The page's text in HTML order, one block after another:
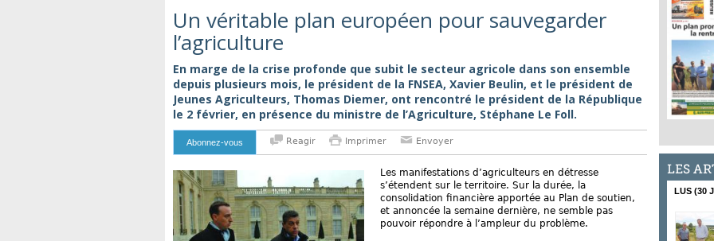
Un véritable plan européen pour sauvegarder
l’agriculture
En marge de la crise profonde que subit le secteur agricole dans son ensemble
depuis plusieurs mois, le président de la FNSEA, Xavier Beulin, et le président de
Jeunes Agriculteurs, Thomas Diemer, ont rencontré le président de la République
le 2 février, en présence du ministre de l’Agriculture, Stéphane Le Foll.
Abonnez-vous Reagir Imprimer Envoyer
Les manifestations d’agriculteurs en détresse
s’étendent sur le territoire. Sur la durée, la
consolidation financière apportée au Plan de soutien,
et annoncée la semaine dernière, ne semble pas
pouvoir répondre à l’ampleur du problème.
LES
LUS (30